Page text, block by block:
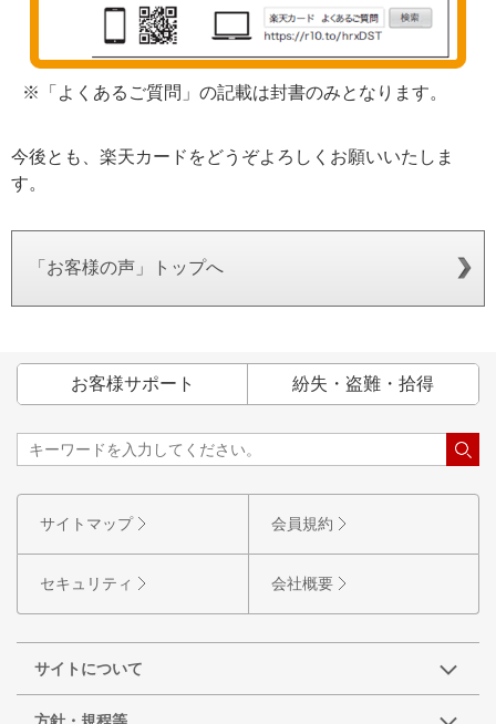
※「よくあるご質問」の記載は封書のみとなります。
今後とも、楽天カードをどうぞよろしくお願いいたしま
す。
「お客様の声」トップへ
お客様サポート 紛失・盗難・拾得
サイトマップ 会員規約
セキュリティ 会社概要
サイトについて